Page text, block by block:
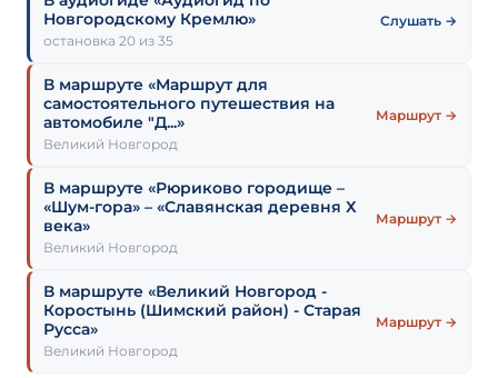
Новгородскому Кремлю»
остановка 20 из 35
Слушать →
В маршруте «Маршрут для
самостоятельного путешествия на
автомобиле "Д...»
Великий Новгород
Маршрут →
В маршруте «Рюриково городище –
«Шум-гора» – «Славянская деревня Х
века»
Великий Новгород
Маршрут →
В маршруте «Великий Новгород -
Коростынь (Шимский район) - Старая
Русса»
Великий Новгород
Маршрут →